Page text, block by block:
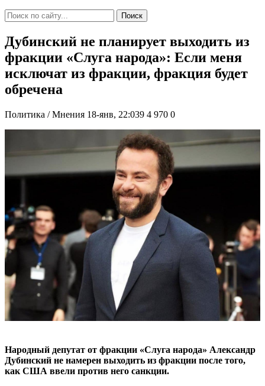
Поиск
Дубинский не планирует выходить из
фракции «Слуга народа»: Если меня
исключат из фракции, фракция будет
обречена
Политика / Мнения 18-янв, 22:039 4 970 0
Народный депутат от фракции «Слуга народа» Александр
Дубинский не намерен выходить из фракции после того,
как США ввели против него санкции.